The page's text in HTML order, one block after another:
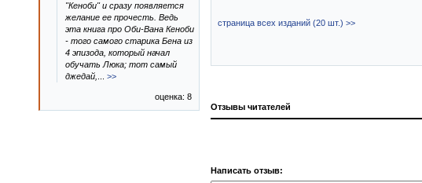
страница всех изданий (20 шт.) >>
Отзывы читателей
Написать отзыв:
"Кеноби" и сразу появляется
желание ее прочесть. Ведь
эта книга про Оби-Вана Кеноби
- того самого старика Бена из
4 эпизода, который начал
обучать Люка; тот самый
джедай,
>>
оценка: 8